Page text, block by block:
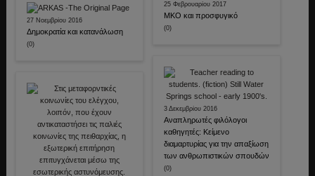
27 Νοεμβρίου 2016
Δημοκρατία και κατανάλωση
(0)
25 Φεβρουαρίου 2017
ΜΚΟ και προσφυγικό
(0)
3 Δεκεμβρίου 2016
Αναπληρωτές φιλόλογοι
καθηγητές: Κείμενο
διαμαρτυρίας για την απαξίωση
των ανθρωπιστικών σπουδών
(0)